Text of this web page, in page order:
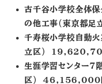
古千谷小学校全体
の他工事（東京都
千寿桜小学校自動火
立区）
生涯学習センター７
区） 46,156,000